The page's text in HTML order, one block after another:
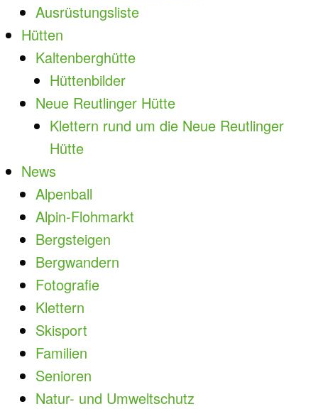
Ausrüstungsliste
Hütten
Kaltenberghütte
Hüttenbilder
Neue Reutlinger Hütte
Klettern rund um die Neue Reutlinger
Hütte
News
Alpenball
Alpin-Flohmarkt
Bergsteigen
Bergwandern
Fotografie
Klettern
Skisport
Familien
Senioren
Natur- und Umweltschutz